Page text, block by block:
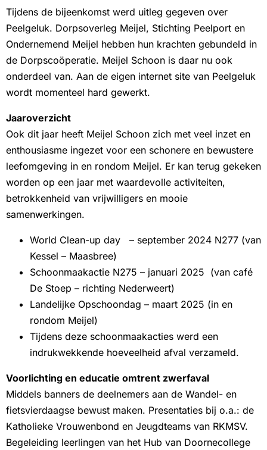
Tijdens de bijeenkomst werd uitleg gegeven over
Peelgeluk. Dorpsoverleg Meijel, Stichting Peelport en
Ondernemend Meijel hebben hun krachten gebundeld in
de Dorpscoöperatie. Meijel Schoon is daar nu ook
onderdeel van. Aan de eigen internet site van Peelgeluk
wordt momenteel hard gewerkt.
Jaaroverzicht
Ook dit jaar heeft Meijel Schoon zich met veel inzet en
enthousiasme ingezet voor een schonere en bewustere
leefomgeving in en rondom Meijel. Er kan terug gekeken
worden op een jaar met waardevolle activiteiten,
betrokkenheid van vrijwilligers en mooie
samenwerkingen.
World Clean-up day – september 2024 N277 (van
Kessel – Maasbree)
Schoonmaakactie N275 – januari 2025 (van café
De Stoep – richting Nederweert)
Landelijke Opschoondag – maart 2025 (in en
rondom Meijel)
Tijdens deze schoonmaakacties werd een
indrukwekkende hoeveelheid afval verzameld.
Voorlichting en educatie omtrent zwerfaval
Middels banners de deelnemers aan de Wandel- en
fietsvierdaagse bewust maken. Presentaties bij o.a.: de
Katholieke Vrouwenbond en Jeugdteams van RKMSV.
Begeleiding leerlingen van het Hub van Doornecollege